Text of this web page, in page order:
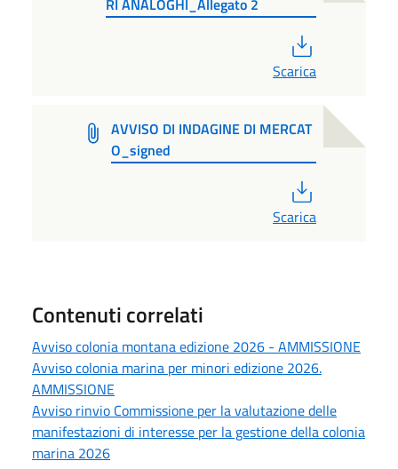
Scarica
AVVISO DI INDAGINE DI MERCAT
O_signed
Scarica
Contenuti correlati
Avviso colonia montana edizione 2026 - AMMISSIONE
Avviso colonia marina per minori edizione 2026.
AMMISSIONE
Avviso rinvio Commissione per la valutazione delle
manifestazioni di interesse per la gestione della colonia
marina 2026